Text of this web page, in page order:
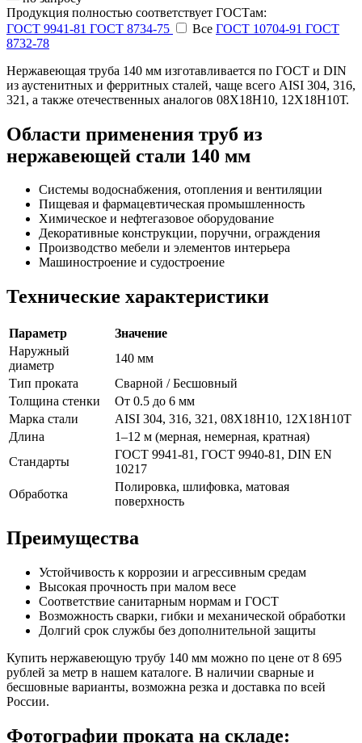
Продукция полностью соответствует ГОСТам:
ГОСТ 9941-81 ГОСТ 8734-75 Все ГОСТ 10704-91 ГОСТ
8732-78
Нержавеющая труба 140 мм изготавливается по ГОСТ и DIN
из аустенитных и ферритных сталей, чаще всего AISI 304, 316,
321, а также отечественных аналогов 08Х18Н10, 12Х18Н10Т.
Области применения труб из
нержавеющей стали 140 мм
Системы водоснабжения, отопления и вентиляции
Пищевая и фармацевтическая промышленность
Химическое и нефтегазовое оборудование
Декоративные конструкции, поручни, ограждения
Производство мебели и элементов интерьера
Машиностроение и судостроение
Технические характеристики
Параметр
Значение
Наружный
диаметр
140 мм
Тип проката
Сварной / Бесшовный
Толщина стенки
От 0.5 до 6 мм
Марка стали
AISI 304, 316, 321, 08Х18Н10, 12Х18Н10Т
Длина
1–12 м (мерная, немерная, кратная)
Стандарты
ГОСТ 9941-81, ГОСТ 9940-81, DIN EN
10217
Обработка
Полировка, шлифовка, матовая
поверхность
Преимущества
Устойчивость к коррозии и агрессивным средам
Высокая прочность при малом весе
Соответствие санитарным нормам и ГОСТ
Возможность сварки, гибки и механической обработки
Долгий срок службы без дополнительной защиты
Купить нержавеющую трубу 140 мм можно по цене от 8 695
рублей за метр в нашем каталоге. В наличии сварные и
бесшовные варианты, возможна резка и доставка по всей
России.
Фотографии проката на складе: